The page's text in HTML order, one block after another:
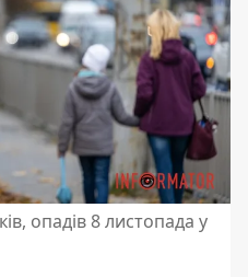
опадів 8 листопада у